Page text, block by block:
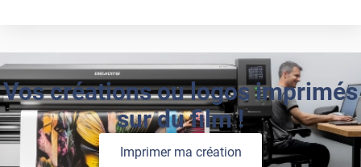
Vos créations ou logos imprimés
sur du film !
Imprimer ma création